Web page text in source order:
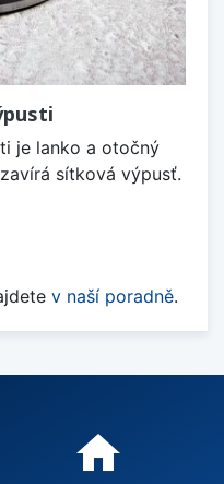
je lanko a otočný
sítková výpusť.
v naší poradně.
home